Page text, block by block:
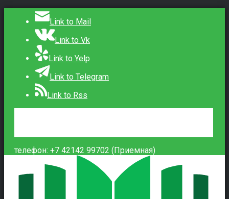
Link to Mail
Link to Vk
Link to Yelp
Link to Telegram
Link to Rss
телефон: +7 42142 99702 (Приемная)